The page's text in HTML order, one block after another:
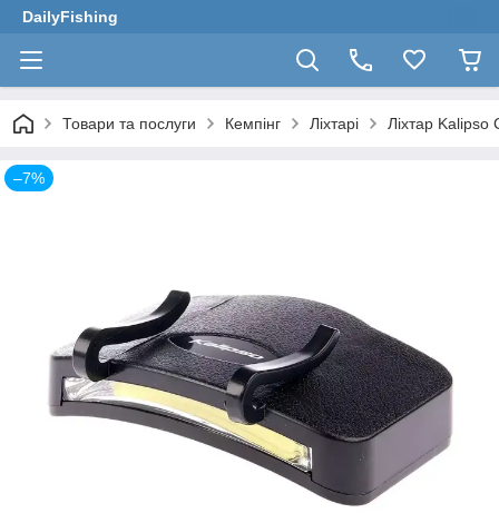
DailyFishing
Товари та послуги Кемпінг Ліхтарі Ліхтар Kalipso
–7%